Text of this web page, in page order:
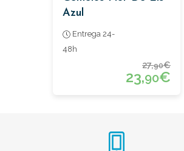
Azul
Entrega 24-
48h
27,90€
23,90€